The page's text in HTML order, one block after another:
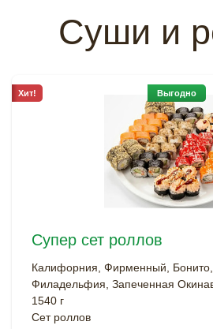
Суши и
Супер сет роллов
Калифорния, Фирменный, Бонито,
Филадельфия, Запеченная
1540 г
Сет роллов
Хит! Выгодно